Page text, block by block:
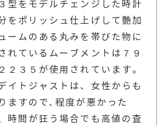
型をモデルチェンジした時計
をポリッシュ仕上げして艶加
ームのある丸みを帯びた物に
れているムーブメントは７９
２３５が使用されています。
イトジャストは、女性からも
ますので､程度が悪かった
時間が狂う場合でも高値の査